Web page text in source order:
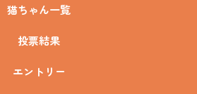
猫ちゃん一覧
投票結果
エントリー